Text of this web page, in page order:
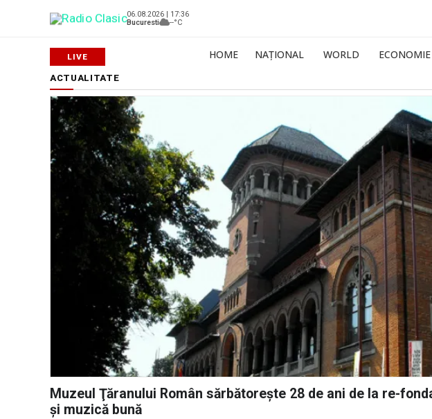
06.08.2026 | 17:36
Bucuresti
--°C
HOME NAȚIONAL WORLD ECONOMIE
ACTUALITATE
Muzeul Ţăranului Român sărbătoreşte 28 de ani de la re-
şi muzică bună